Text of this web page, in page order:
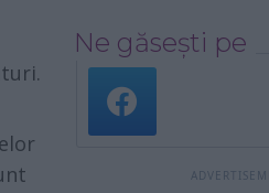
Ne găsești pe